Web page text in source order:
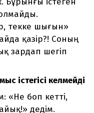
текке шығын»
қазір?! Соның
зардап шегіп
істегісі келмейді
«Не боп кетті,
дедім.